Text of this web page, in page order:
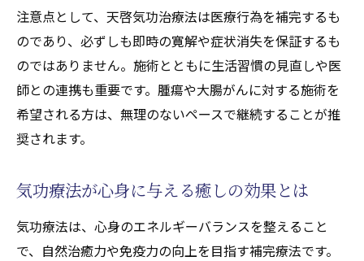
注意点として、天啓気功治療法は医療行為を補完するも
のであり、必ずしも即時の寛解や症状消失を保証するも
のではありません。施術とともに生活習慣の見直しや医
師との連携も重要です。腫瘍や大腸がんに対する施術を
希望される方は、無理のないペースで継続することが推
奨されます。
気功療法が心身に与える癒しの効果とは
気功療法は、心身のエネルギーバランスを整えること
で、自然治癒力や免疫力の向上を目指す補完療法です。